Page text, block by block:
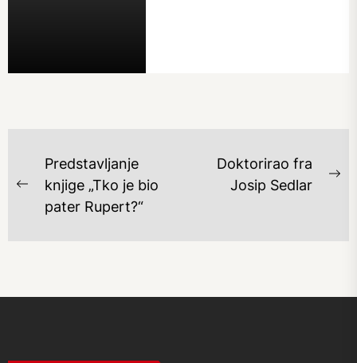
NAVIGACIJA
OBJAVA
Previous
post:
Predstavljanje
knjige „Tko je bio
pater Rupert?“
Doktorirao fra
Josip Sedlar